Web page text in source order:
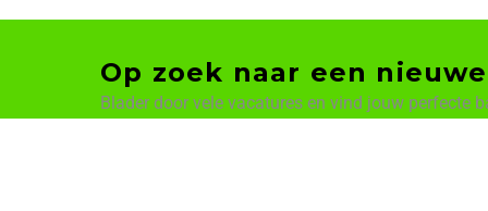
Op zoek naar een
Blader door vele vacatures en vind jouw perfecte